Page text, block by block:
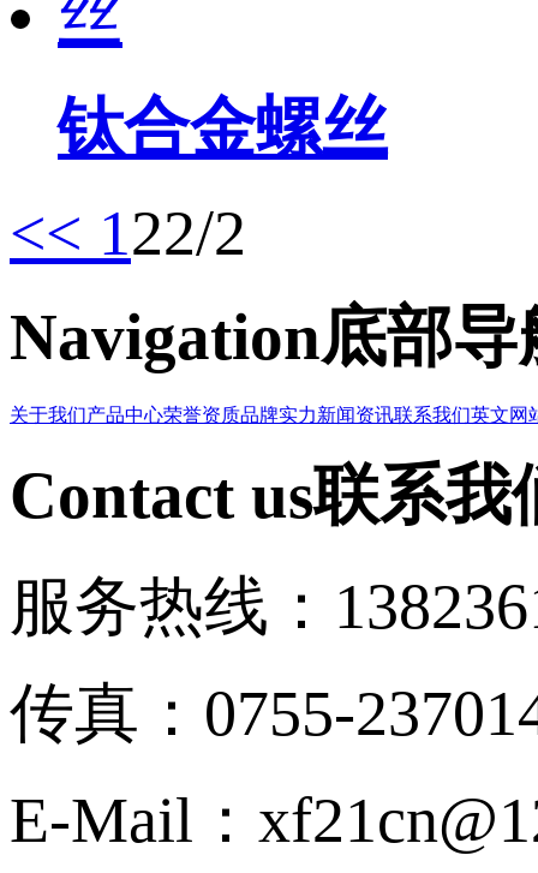
钛合金螺丝
<< 122/2
Navigation底部导
关于我们产品中心荣誉资质品牌实力新闻资讯联系我们英文网
Contact us联系我
服务热线：
传真：0755-
E-Mail：